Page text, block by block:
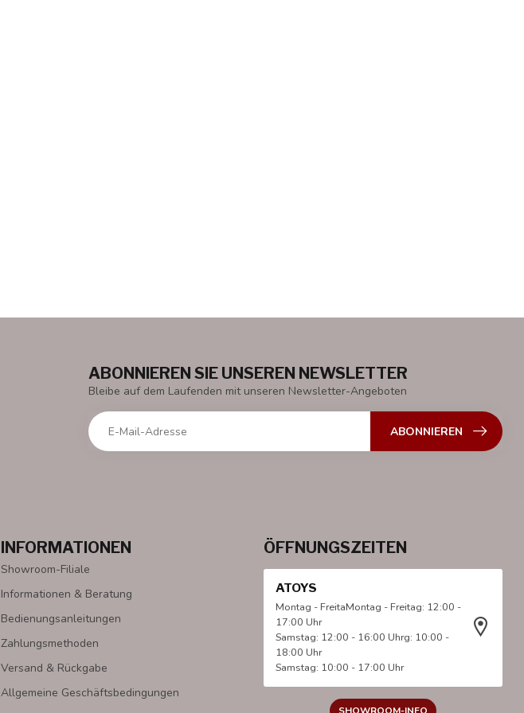
ABONNIEREN SIE UNSEREN NEWSLETTER
Bleibe auf dem Laufenden mit unseren Newsletter-Angeboten
ABONNIEREN
INFORMATIONEN
Showroom-Filiale
Informationen & Beratung
Bedienungsanleitungen
Zahlungsmethoden
Versand & Rückgabe
Allgemeine Geschäftsbedingungen
ÖFFNUNGSZEITEN
ATOYS
Montag - FreitaMontag - Freitag: 12:00 -
17:00 Uhr
Samstag: 12:00 - 16:00 Uhrg: 10:00 -
18:00 Uhr
Samstag: 10:00 - 17:00 Uhr
SHOWROOM-INFO